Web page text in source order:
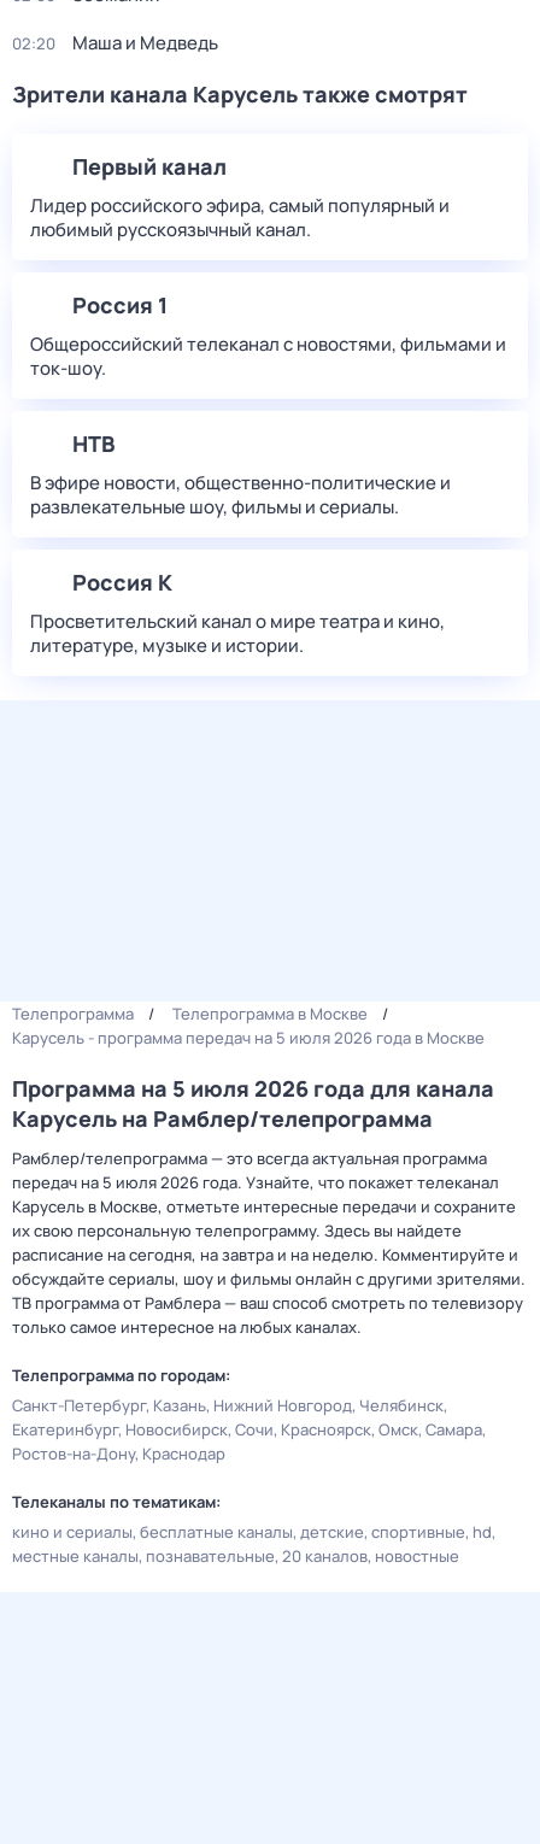
02:20 Маша и Медведь
Зрители канала Карусель также смотрят
Первый канал
Лидер российского эфира, самый популярный и
любимый русскоязычный канал.
Россия 1
Общероссийский телеканал с новостями, фильмами и
ток-шоу.
НТВ
В эфире новости, общественно-политические и
развлекательные шоу, фильмы и сериалы.
Россия К
Просветительский канал о мире театра и кино,
литературе, музыке и истории.
Телепрограмма
Телепрограмма в Москве
Карусель - программа передач на 5 июля 2026 года в Москве
Программа на 5 июля 2026 года для канала
Карусель на Рамблер/телепрограмма
Рамблер/телепрограмма — это всегда актуальная программа
передач на 5 июля 2026 года. Узнайте, что покажет телеканал
Карусель в Москве, отметьте интересные передачи и сохраните
их свою персональную телепрограмму. Здесь вы найдете
расписание на сегодня, на завтра и на неделю. Комментируйте и
обсуждайте сериалы, шоу и фильмы онлайн с другими зрителями.
ТВ программа от Рамблера — ваш способ смотреть по телевизору
только самое интересное на любых каналах.
Телепрограмма по городам:
Санкт-Петербург Казань Нижний Новгород Челябинск
Екатеринбург Новосибирск Сочи Красноярск Омск Самара
Ростов-на-Дону Краснодар
Телеканалы по тематикам:
кино и сериалы бесплатные каналы детские спортивные hd
местные каналы познавательные 20 каналов новостные